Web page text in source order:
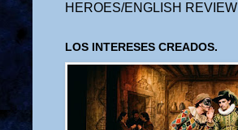
HEROES/ENGLISH REVIEW
LOS INTERESES CREADOS.